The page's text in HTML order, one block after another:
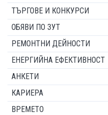
ТЪРГОВЕ И КОНКУРСИ
ОБЯВИ ПО ЗУТ
РЕМОНТНИ ДЕЙНОСТИ
ЕНЕРГИЙНА ЕФЕКТИВНОСТ
АНКЕТИ
КАРИЕРА
ВРЕМЕТО